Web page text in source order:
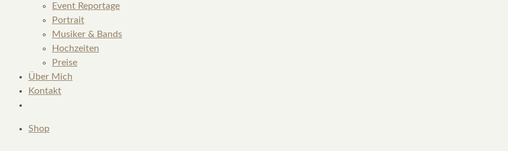
Event Reportage
Portrait
Musiker & Bands
Hochzeiten
Preise
Über Mich
Kontakt
Shop